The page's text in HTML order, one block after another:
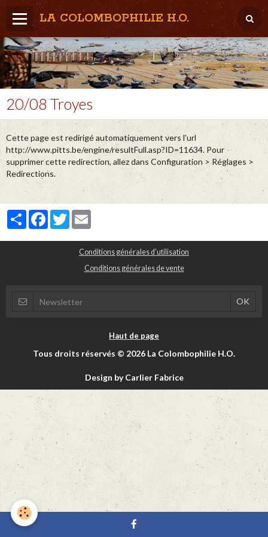
LA COLOMBOPHILIE H.O.
Home
Météo / Het weer
Lâcher / Los
Result. clubs, Provincial, (Inter)National
RFCB / KBDB
20/08 Troyes
Cette page est redirigé automatiquement vers l'url
http://www.pitts.be/engine/resultFull.asp?ID=11634. Pour
supprimer cette redirection, allez dans Configuration > Réglages >
Redirections.
PartagerFacebook
Twitter
Conditions générales d'utilisation
Conditions générales de vente
Haut de page
Tous droits réservés © 2026 La Colombophilie H.O.
Design by Carlier Fabrice